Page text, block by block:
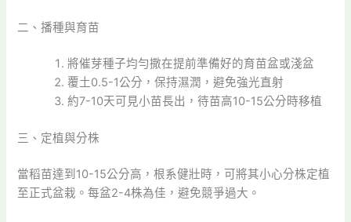
二、播種與育苗
將催芽種子均勻撒在提前準備好的育苗盆或淺盆
覆土0.5-1公分，保持濕潤，避免強光直射
約7-10天可見小苗長出，待苗高10-15公分時移植
三、定植與分株
當稻苗達到10-15公分高，根系健壯時，可將其小心分株定植
至正式盆栽。每盆2-4株為佳，避免競爭過大。